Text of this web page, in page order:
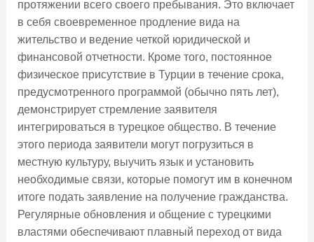
протяжении всего своего пребывания. Это включает
в себя своевременное продление вида на
жительство и ведение четкой юридической и
финансовой отчетности. Кроме того, постоянное
физическое присутствие в Турции в течение срока,
предусмотренного программой (обычно пять лет),
демонстрирует стремление заявителя
интегрироваться в турецкое общество. В течение
этого периода заявители могут погрузиться в
местную культуру, выучить язык и установить
необходимые связи, которые помогут им в конечном
итоге подать заявление на получение гражданства.
Регулярные обновления и общение с турецкими
властями обеспечивают плавный переход от вида